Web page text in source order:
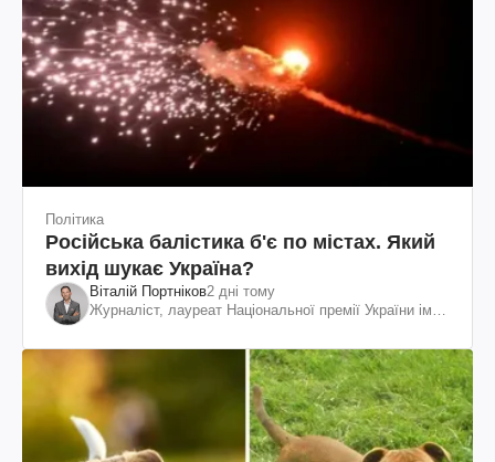
Політика
Російська балістика б'є по містах. Який
вихід шукає Україна?
Віталій Портніков2 дні тому
Журналіст, лауреат Національної премії України ім.